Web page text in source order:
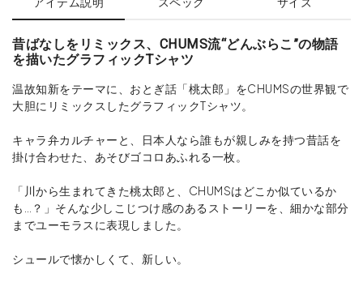
昔ばなしをリミックス、CHUMS流“どんぶらこ”の物語
を描いたグラフィックTシャツ
温故知新をテーマに、おとぎ話「桃太郎」をCHUMSの世界観で
大胆にリミックスしたグラフィックTシャツ。
キャラ弁カルチャーと、日本人なら誰もが親しみを持つ昔話を
掛け合わせた、あそびゴコロあふれる一枚。
「川から生まれてきた桃太郎と、CHUMSはどこか似ているか
も…？」そんな少しこじつけ感のあるストーリーを、細かな部分
までユーモラスに表現しました。
シュールで懐かしくて、新しい。